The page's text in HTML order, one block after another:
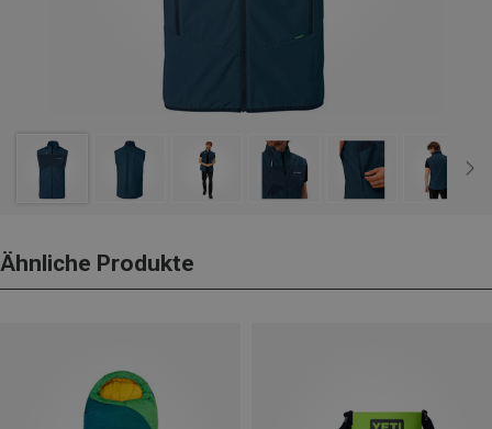
Ähnliche Produkte